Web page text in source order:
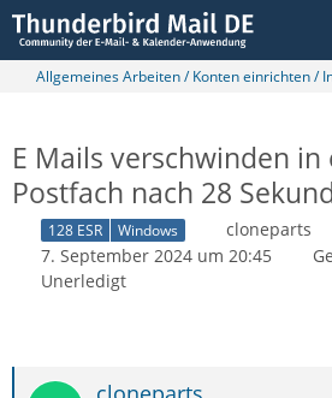
Allgemeines Arbeiten / Konten einrichten /
E Mails verschwinden in
Postfach nach 28
128 ESR Windows
cloneparts
7. September 2024 um 20:45
Unerledigt